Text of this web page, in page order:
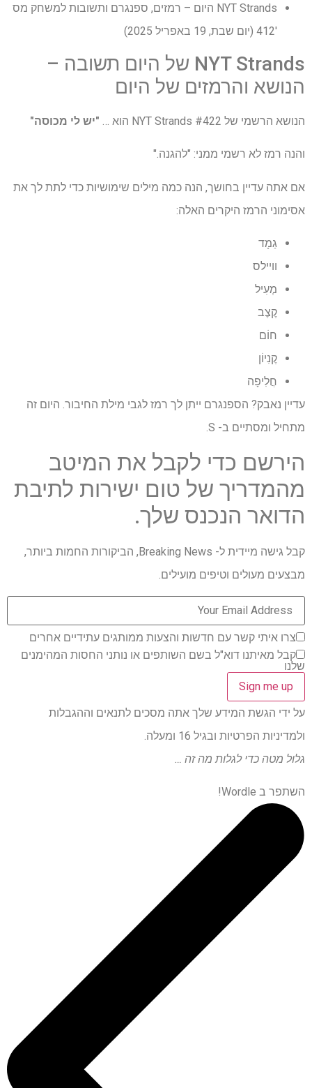
NYT Strands היום – רמזים, ספנגרם ותשובות למשחק מס
'412 (יום שבת, 19 באפריל 2025)
NYT Strands של היום תשובה –
הנושא והרמזים של היום
הנושא הרשמי של NYT Strands #422 הוא … "יש לי מכוסה"
והנה רמז לא רשמי ממני: "להגנה."
אם אתה עדיין בחושך, הנה כמה מילים שימושיות כדי לתת לך את
אסימוני הרמז היקרים האלה:
גַמָד
וויילס
מְעִיל
קֶצֶב
חוֹם
קֶנִיוֹן
חֲלִיפָה
עדיין נאבק? הספנגרם ייתן לך רמז לגבי מילת החיבור. היום זה
מתחיל ומסתיים ב- S.
הירשם כדי לקבל את המיטב
מהמדריך של טום ישירות לתיבת
הדואר הנכנס שלך.
קבל גישה מיידית ל- Breaking News, הביקורות החמות ביותר,
מבצעים מעולים וטיפים מועילים.
צרו איתי קשר עם חדשות והצעות ממותגים עתידיים אחרים
קבל מאיתנו דוא"ל בשם השותפים או נותני החסות המהימנים
שלנו
על ידי הגשת המידע שלך אתה מסכים לתנאים וההגבלות
ולמדיניות הפרטיות ובגיל 16 ומעלה.
גלול מטה כדי לגלות מה זה …
השתפר ב Wordle!